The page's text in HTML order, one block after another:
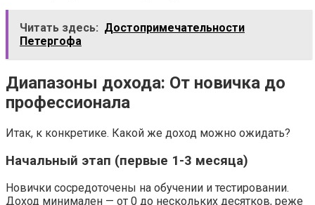
Читать здесь: Достопримечательности
Петергофа
Диапазоны дохода: От новичка до
профессионала
Итак, к конкретике. Какой же доход можно ожидать?
Начальный этап (первые 1-3 месяца)
Новички сосредоточены на обучении и тестировании.
Доход минимален — от 0 до нескольких десятков, реже